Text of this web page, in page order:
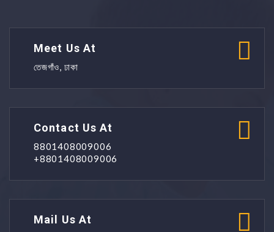
Meet Us At
তেজগাঁও, ঢাকা
Contact Us At
8801408009006
+8801408009006
Mail Us At